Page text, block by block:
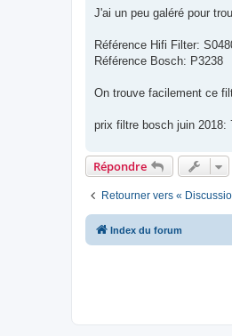
s
g
J'ai un peu galéré pour
Référence Hifi Filter:
Référence Bosch: P3238
On trouve facilement ce
prix filtre bosch juin 2018:
Répondre
Retourner vers «
Index du forum